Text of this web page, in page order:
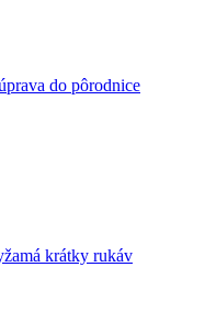
do pôrodnice
krátky rukáv